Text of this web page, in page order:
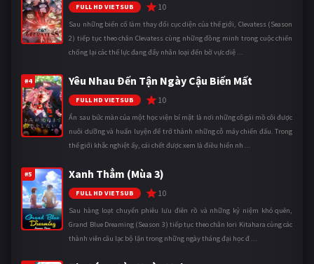
FULL HD VIETSUB 10
Sau những biến cố làm thay đổi cục diện của thế giới, Clevatess (Season
2) tiếp tục theo chân Clevatess cùng những đồng minh trong cuộc chiến
chống lại các thế lực đang đẩy nhân loại đến bờ vực diệ ...
#4 Yêu Nhau Đến Tận Ngày Cậu Biến Mất
FULL HD VIETSUB 10
Ẩn sau bức màn của một học viện bí mật là nơi những cô gái mồ côi được
nuôi dưỡng và huấn luyện để trở thành những cỗ máy chiến đấu. Trong
thế giới khắc nghiệt ấy, cái chết được xem là điều hiển nh ...
#5 Xanh Thẳm (Mùa 3)
FULL HD VIETSUB 10
Sau hàng loạt chuyến phiêu lưu điên rồ và những kỷ niệm khó quên,
Grand Blue Dreaming (Season 3) tiếp tục theo chân Iori Kitahara cùng các
thành viên câu lạc bộ lặn trong những ngày tháng đại học đ ...